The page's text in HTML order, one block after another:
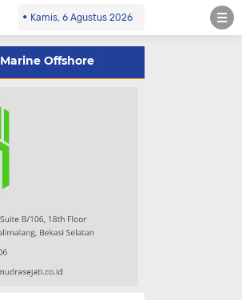
Kamis, 6 Agustus 2026
Marine Offshore